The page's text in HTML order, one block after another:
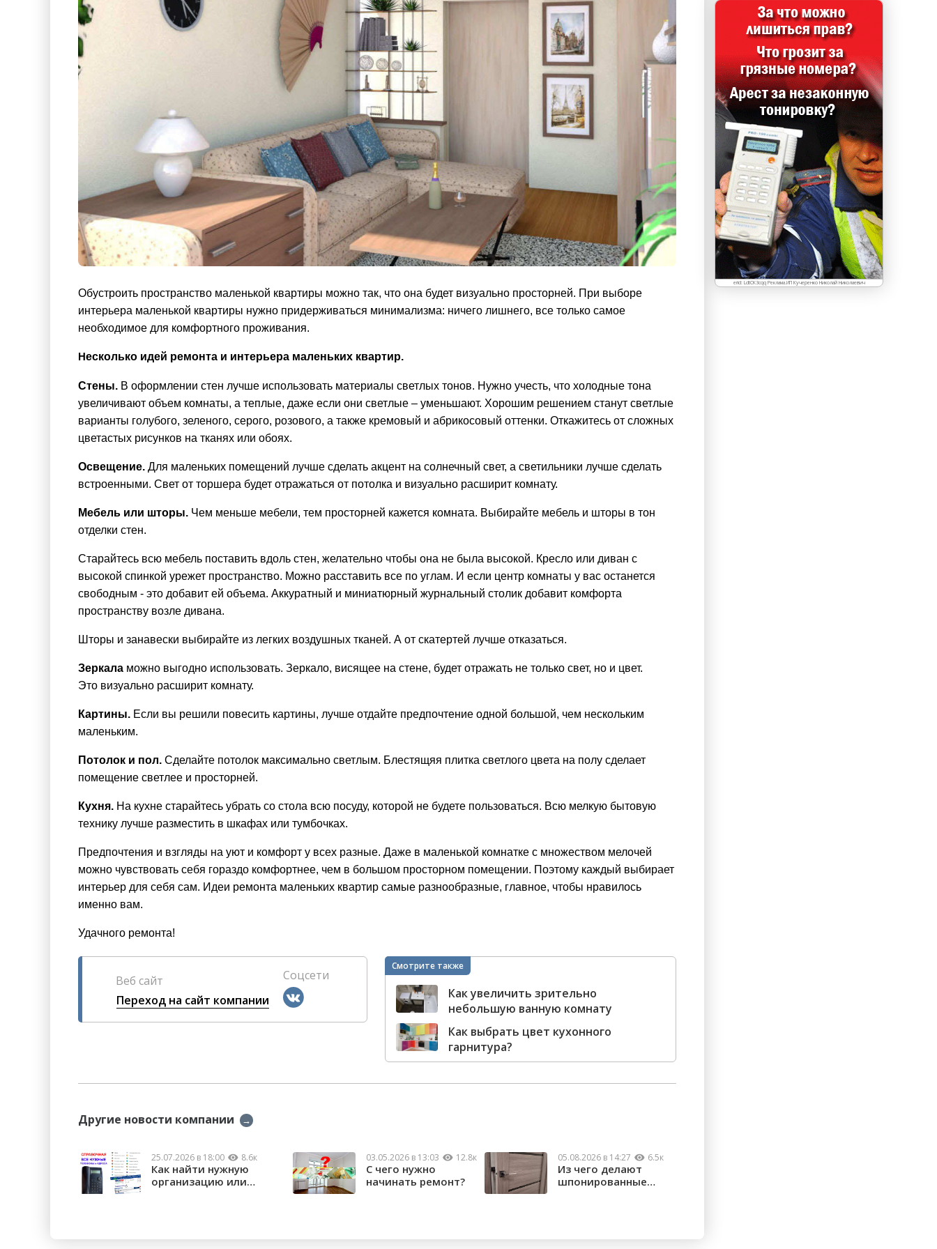
Обустроить пространство маленькой квартиры можно так, что она будет визуально просторней. При выборе
интерьера маленькой квартиры нужно придерживаться минимализма: ничего лишнего, все только самое
необходимое для комфортного проживания.
Несколько идей ремонта и интерьера маленьких квартир.
Стены. В оформлении стен лучше использовать материалы светлых тонов. Нужно учесть, что холодные тона
увеличивают объем комнаты, а теплые, даже если они светлые – уменьшают. Хорошим решением станут светлые
варианты голубого, зеленого, серого, розового, а также кремовый и абрикосовый оттенки. Откажитесь от сложных
цветастых рисунков на тканях или обоях.
Освещение. Для маленьких помещений лучше сделать акцент на солнечный свет, а светильники лучше сделать
встроенными. Свет от торшера будет отражаться от потолка и визуально расширит комнату.
Мебель или шторы. Чем меньше мебели, тем просторней кажется комната. Выбирайте мебель и шторы в тон
отделки стен.
Старайтесь всю мебель поставить вдоль стен, желательно чтобы она не была высокой. Кресло или диван с
высокой спинкой урежет пространство. Можно расставить все по углам. И если центр комнаты у вас останется
свободным - это добавит ей объема. Аккуратный и миниатюрный журнальный столик добавит комфорта
пространству возле дивана.
Шторы и занавески выбирайте из легких воздушных тканей. А от скатертей лучше отказаться.
Зеркала можно выгодно использовать. Зеркало, висящее на стене, будет отражать не только свет, но и цвет.
Это визуально расширит комнату.
Картины. Если вы решили повесить картины, лучше отдайте предпочтение одной большой, чем нескольким
маленьким.
Потолок и пол. Сделайте потолок максимально светлым. Блестящяя плитка светлого цвета на полу сделает
помещение светлее и просторней.
Кухня. На кухне старайтесь убрать со стола всю посуду, которой не будете пользоваться. Всю мелкую бытовую
технику лучше разместить в шкафах или тумбочках.
Предпочтения и взгляды на уют и комфорт у всех разные. Даже в маленькой комнатке с множеством мелочей
можно чувствовать себя гораздо комфортнее, чем в большом просторном помещении. Поэтому каждый выбирает
интерьер для себя сам. Идеи ремонта маленьких квартир самые разнообразные, главное, чтобы нравилось
именно вам.
Удачного ремонта!
Веб сайт
Переход на сайт компании
Соцсети
Смотрите также
Как увеличить зрительно
небольшую ванную комнату
Как выбрать цвет кухонного
гарнитура?
Другие новости компании →
25.07.2026 в 18:00 8.6к
Как найти нужную
организацию или
03.05.2026 в 13:03 12.8к
С чего нужно
начинать ремонт?
05.08.2026 в 14:27 6.5к
Из чего делают
шпонированные
erid: LdtCK3cqq Реклама.ИП Кучеренко Николай Николаевич